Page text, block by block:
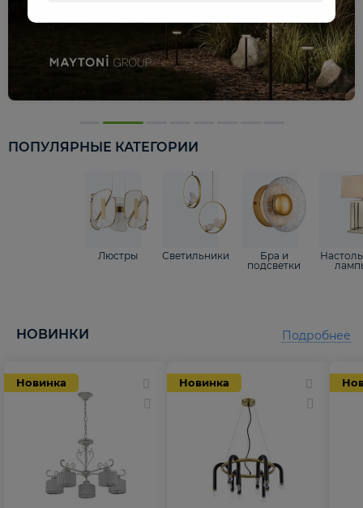
ПОПУЛЯРНЫЕ КАТЕГОРИИ
Люстры Светильники
Бра и
подсветки
НОВИНКИ
Новинка Новинка
Подробнее